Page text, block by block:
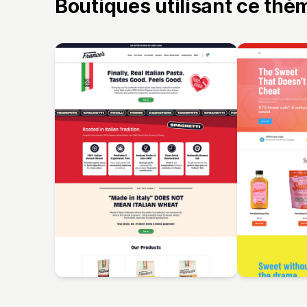
Boutiques utilisant ce